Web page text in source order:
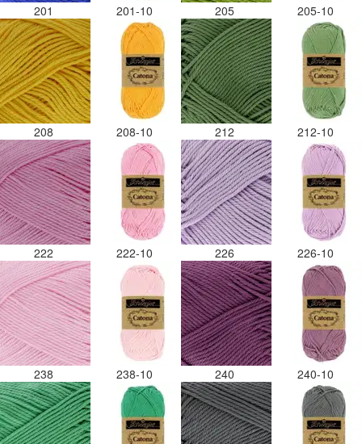
201 201-10 205 205-10
208 208-10 212 212-10
222 222-10 226 226-10
238 238-10 240 240-10